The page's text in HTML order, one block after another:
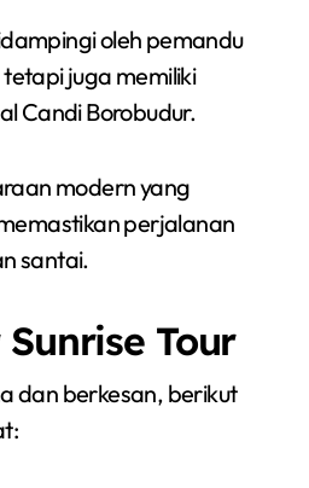
oleh pemandu
juga memiliki
Candi Borobudur.
modern yang
perjalanan
santai.
Tour
dan berkesan, berikut